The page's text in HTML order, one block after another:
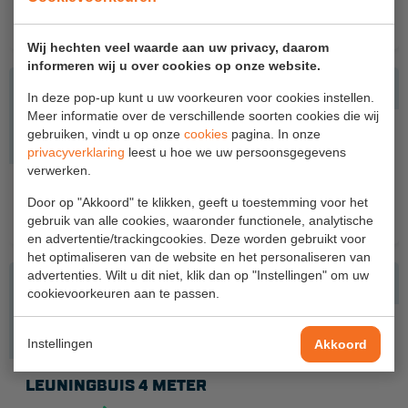
Wij hechten veel waarde aan uw privacy, daarom
informeren wij u over cookies op onze website.
In deze pop-up kunt u uw voorkeuren voor cookies instellen.
Meer informatie over de verschillende soorten cookies die wij
gebruiken, vindt u op onze cookies pagina. In onze
privacyverklaring leest u hoe we uw persoonsgegevens
verwerken.
Door op "Akkoord" te klikken, geeft u toestemming voor het
gebruik van alle cookies, waaronder functionele, analytische
en advertentie/trackingcookies. Deze worden gebruikt voor
het optimaliseren van de website en het personaliseren van
advertenties. Wilt u dit niet, klik dan op "Instellingen" om uw
cookievoorkeuren aan te passen.
Instellingen Akkoord
OVER ONS
Vestigingen
Dealers
Werken bij ons
Product video's
Blog
SUPPORT
Handleidingen
Tips en trucs
Meer info
Meer info
LEUNINGBUIS 4 METER